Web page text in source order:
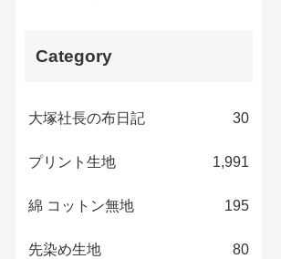
Category
大塚社長の布日記 30
プリント生地 1,991
綿 コットン無地 195
先染め生地 80